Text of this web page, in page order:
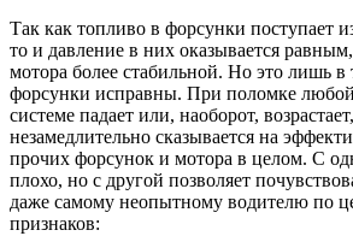
Так как топливо в форсунки поступает
то и давление в них оказывается
мотора более стабильной. Но это лишь в
форсунки исправны. При поломке
системе падает или, наоборот,
незамедлительно сказывается на
прочих форсунок и мотора в целом. С
плохо, но с другой позволяет
даже самому неопытному водителю по
признаков: